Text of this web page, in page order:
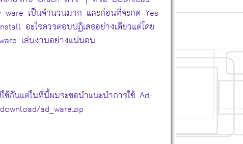
เป็นจำนวนมาก และก่อนที่จะกด Yes
อะไรควรตอบปฏิเสธอย่างเดียวแต่โดย
เล่นงานอย่างแน่นอน
นแต่ในที่นี้ผมจะขอนำแนะนำการใช้ Ad-
ad_ware.zip